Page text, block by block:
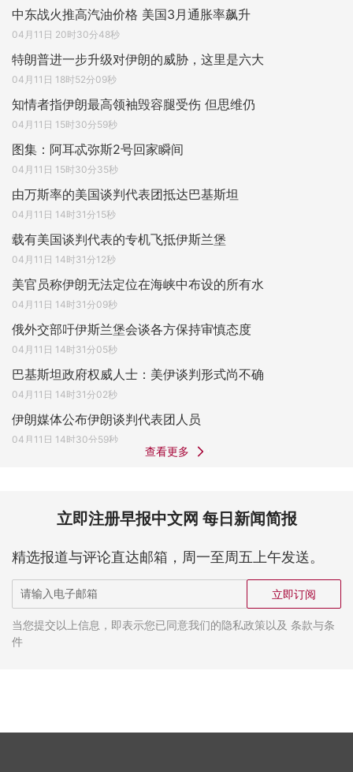
中东战火推高汽油价格 美国3月通胀率飙升
04月11日 20时30分48秒
特朗普进一步升级对伊朗的威胁，这里是六大
04月11日 18时52分09秒
知情者指伊朗最高领袖毁容腿受伤 但思维仍
04月11日 15时30分59秒
图集：阿耳忒弥斯2号回家瞬间
04月11日 15时30分35秒
由万斯率的美国谈判代表团抵达巴基斯坦
04月11日 14时31分15秒
载有美国谈判代表的专机飞抵伊斯兰堡
04月11日 14时31分12秒
美官员称伊朗无法定位在海峡中布设的所有水
04月11日 14时31分09秒
俄外交部吁伊斯兰堡会谈各方保持审慎态度
04月11日 14时31分05秒
巴基斯坦政府权威人士：美伊谈判形式尚不确
04月11日 14时31分02秒
伊朗媒体公布伊朗谈判代表团人员
04月11日 14时30分59秒
查看更多
立即注册早报中文网 每日新闻简报
精选报道与评论直达邮箱，周一至周五上午发送。
立即订阅
当您提交以上信息，即表示您已同意我们的隐私政策以及 条款与条
件